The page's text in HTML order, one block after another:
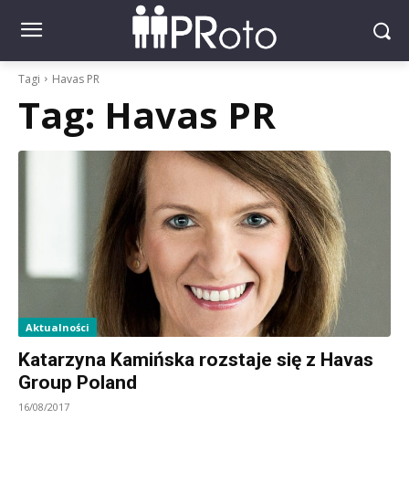
Tagi Havas PR
Tag: Havas PR
Aktualności
Katarzyna Kamińska rozstaje się z Havas
Group Poland
16/08/2017